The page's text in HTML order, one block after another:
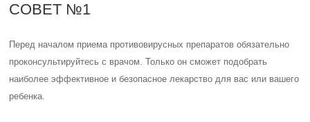
СОВЕТ №1
Перед началом приема противовирусных препаратов обязательно
проконсультируйтесь с врачом. Только он сможет подобрать
наиболее эффективное и безопасное лекарство для вас или вашего
ребенка.